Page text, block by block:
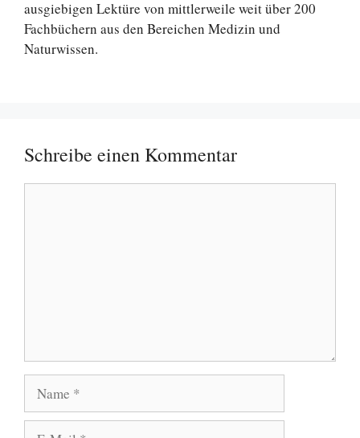
ausgiebigen Lektüre von mittlerweile weit über 200
Fachbüchern aus den Bereichen Medizin und
Naturwissen.
Schreibe einen Kommentar